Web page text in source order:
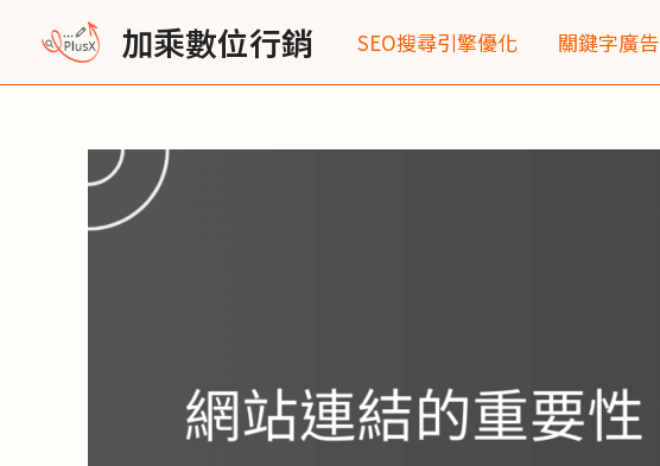
主
加乘數位行銷 SEO搜尋引擎優化 關鍵字廣告
Post
navigation